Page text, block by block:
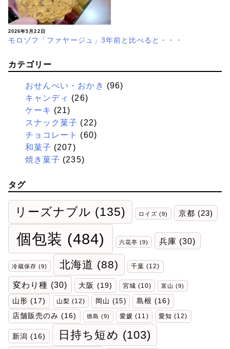
2026年5月22日
モロゾフ「ファヤージュ」3年前と比べると・・・
カテゴリー
おせんべい・おかき (96)
キャンディ (26)
ケーキ (21)
スナック菓子 (22)
チョコレート
(60)
和菓子 (207)
焼き菓子 (235)
タグ
リーズナブル (135) ロイズ (9) 京都 (23)
個包装 (484) 六花亭 (9) 兵庫 (30)
冷蔵保存 (9) 北海道 (88) 千葉 (12)
変わり種 (30) 大阪 (19) 宮城 (10) 富山 (9)
山形 (17) 山梨 (12) 岡山 (15) 島根 (16)
店舗販売のみ (16) 徳島 (9) 愛媛 (11) 愛知 (12)
新潟 (16) 日持ち短め (103)